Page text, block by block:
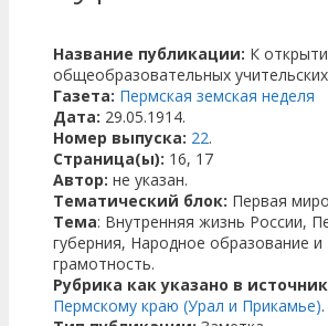
Название публикации: К
общеобразовательных
Газета: Пермская земская неделя
Дата: 29.05.1914.
Номер выпуска: 22.
Страница(ы): 16, 17
Автор: не указан.
Тематический блок: Первая
Тема: Внутренняя жизнь России,
губерния, Народное образование и
грамотность.
Рубрика как указано в
Пермскому краю (Урал и Прикамье).